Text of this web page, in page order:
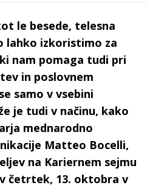
le besede, telesna
lahko izkoristimo za
nam pomaga tudi pri
in poslovnem
samo v vsebini
je tudi v načinu, kako
mednarodno
Matteo Bocelli,
na Kariernem sejmu
četrtek, 13. oktobra v